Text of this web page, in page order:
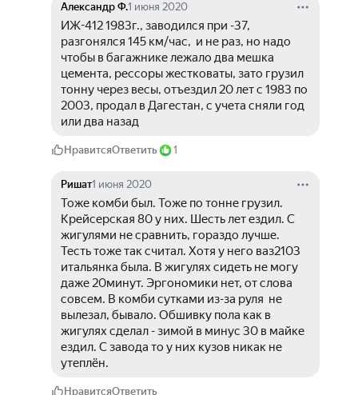
Александр Ф.1 июня 2020
ИЖ-412 1983г., заводился при -37,
разгонялся 145 км/час,  и не раз, но надо
чтобы в багажнике лежало два мешка
цемента, рессоры жестковаты, зато грузил
тонну через весы, отъездил 20 лет с 1983 по
2003, продал в Дагестан, с учета сняли год
или два назад
НравитсяОтветить 1
Ришат1 июня 2020
Тоже комби был. Тоже по тонне грузил.
Крейсерская 80 у них. Шесть лет ездил. С
жигулями не сравнить, гораздо лучше.
Тесть тоже так считал. Хотя у него ваз2103
итальянка была. В жигулях сидеть не могу
даже 20минут. Эргономики нет, от слова
совсем. В комби сутками из-за руля  не
вылезал, бывало. Обшивку пола как в
жигулях сделал - зимой в минус 30 в майке
ездил. С завода то у них кузов никак не
утеплён.
НравитсяОтветить